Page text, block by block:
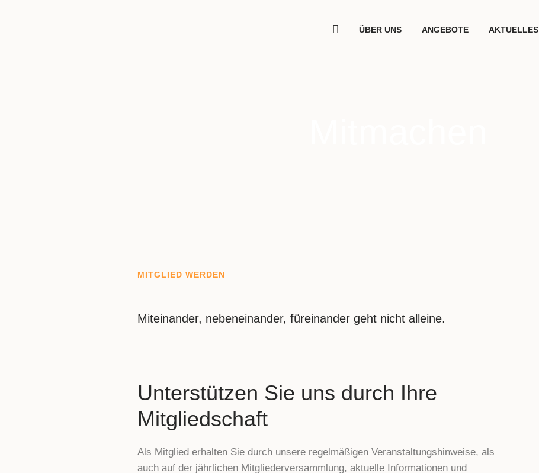
ÜBER UNS ANGEBOTE AKTUELLES
MITGLIED WERDEN
Miteinander, nebeneinander, füreinander geht nicht alleine.
Unterstützen Sie uns durch Ihre
Mitgliedschaft
Als Mitglied erhalten Sie durch unsere regelmäßigen Veranstaltungshinweise, als
auch auf der jährlichen Mitgliederversammlung, aktuelle Informationen und